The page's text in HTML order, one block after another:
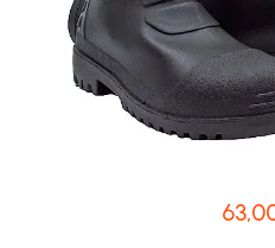
Carburatoare
Carcasa ambreiaj
Carcasa demaror